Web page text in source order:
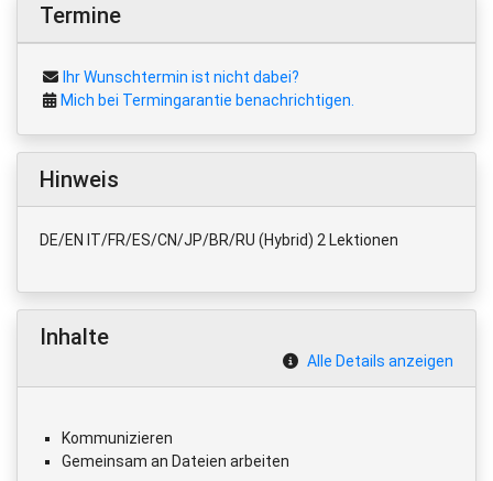
Termine
Ihr Wunschtermin ist nicht dabei?
Mich bei Termingarantie benachrichtigen.
Hinweis
DE/EN IT/FR/ES/CN/JP/BR/RU (Hybrid) 2 Lektionen
Inhalte
Alle Details anzeigen
Kommunizieren
Gemeinsam an Dateien arbeiten